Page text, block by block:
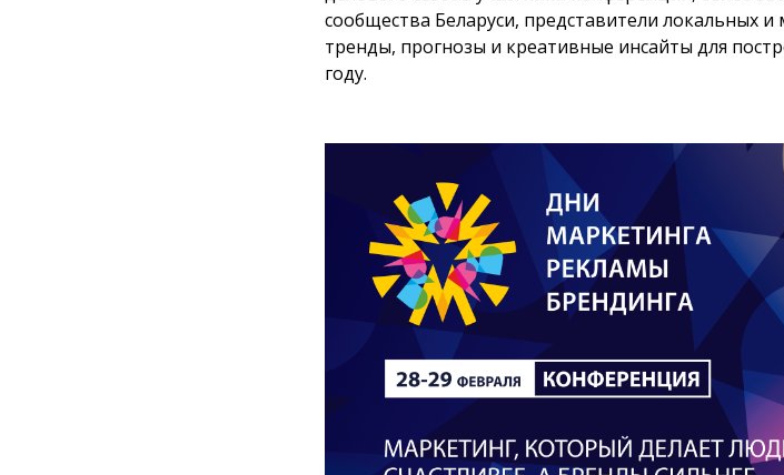
сообщества Беларуси, представители локальных
тренды, прогнозы и креативные инсайты для
году.